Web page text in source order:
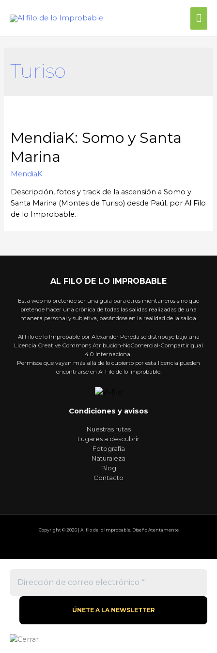
Turiso
MendiaK: Somo y Santa
Marina
MendiaK
Descripción, fotos y track de la ascensión a Somo y
Santa Marina (Montes de Turiso) desde Paúl, por Al Filo
de lo Improbable.
AL FILO DE LO IMPROBABLE
Esta web no pretende ser una guía para otros montañeros sino que
pretende hacer una crónica de todas las salidas realizadas de una
manera personal y subjetiva, basándose en la realidad de la salida.
Al Filo de lo Improbable por Alexander Pereda se distribuye bajo una
Licencia Creative Commons Atribución-NoComercial-CompartirIgual
4.0 Internacional.
Permisos que vayan más allá de lo cubierto por esta licencia pueden
encontrarse en Al Filo de lo Improbable.
Condiciones y avisos
Nuestras rutas
Lugares a descubrir
Fotografía
Naturaleza
Blog
Contacto
Copyright © 2026 | Al filo de lo Improbable. Diseño Atentamente